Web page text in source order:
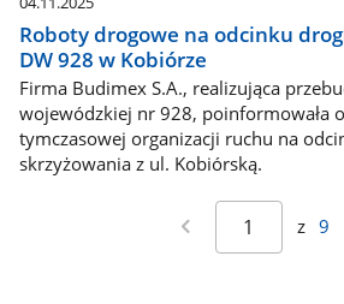
Roboty drogowe na odcinku
DW 928 w Kobiórze
Firma Budimex S.A., realizująca
wojewódzkiej nr 928, poinformowała
tymczasowej organizacji ruchu na
skrzyżowania z ul. Kobiórską.
z 9